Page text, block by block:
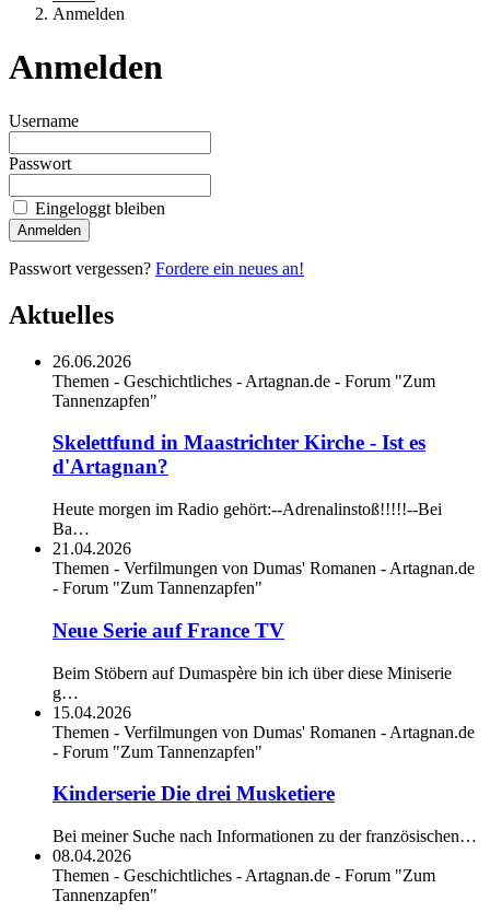
Anmelden
Anmelden
Username
Passwort
Eingeloggt bleiben
Anmelden
Passwort vergessen? Fordere ein neues an!
Aktuelles
26.06.2026
Themen - Geschichtliches - Artagnan.de - Forum "Zum
Tannenzapfen"
Skelettfund in Maastrichter Kirche - Ist es
d'Artagnan?
Heute morgen im Radio gehört:--Adrenalinstoß!!!!!--Bei
Ba…
21.04.2026
Themen - Verfilmungen von Dumas' Romanen - Artagnan.de
- Forum "Zum Tannenzapfen"
Neue Serie auf France TV
Beim Stöbern auf Dumaspère bin ich über diese Miniserie
g…
15.04.2026
Themen - Verfilmungen von Dumas' Romanen - Artagnan.de
- Forum "Zum Tannenzapfen"
Kinderserie Die drei Musketiere
Bei meiner Suche nach Informationen zu der französischen…
08.04.2026
Themen - Geschichtliches - Artagnan.de - Forum "Zum
Tannenzapfen"